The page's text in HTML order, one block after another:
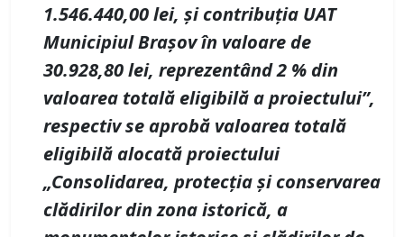
1.546.440,00 lei, și contribuția UAT
Municipiul Brașov în valoare de
30.928,80 lei, reprezentând 2 % din
valoarea totală eligibilă a proiectului”,
respectiv se aprobă valoarea totală
eligibilă alocată proiectului
„Consolidarea, protecția și conservarea
clădirilor din zona istorică, a